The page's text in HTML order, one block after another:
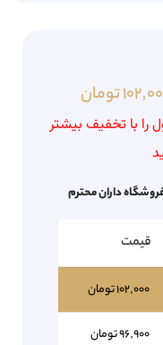
تومان
با تخفیف بیشتر
داران محترم
قیمت
۱۰۲,۰۰۰تومان
۹۶,۹۰۰تومان